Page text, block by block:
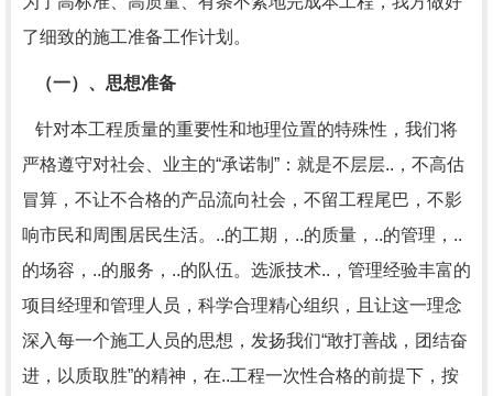
了细致的施工准备工作计划。
（一）、思想准备
针对本工程质量的重要性和地理位置的特殊性，我们将
严格遵守对社会、业主的“承诺制”：就是不层层..，不高估
冒算，不让不合格的产品流向社会，不留工程尾巴，不影
响市民和周围居民生活。..的工期，..的质量，..的管理，..
的场容，..的服务，..的队伍。选派技术..，管理经验丰富的
项目经理和管理人员，科学合理精心组织，且让这一理念
深入每一个施工人员的思想，发扬我们“敢打善战，团结奋
进，以质取胜”的精神，在..工程一次性合格的前提下，按